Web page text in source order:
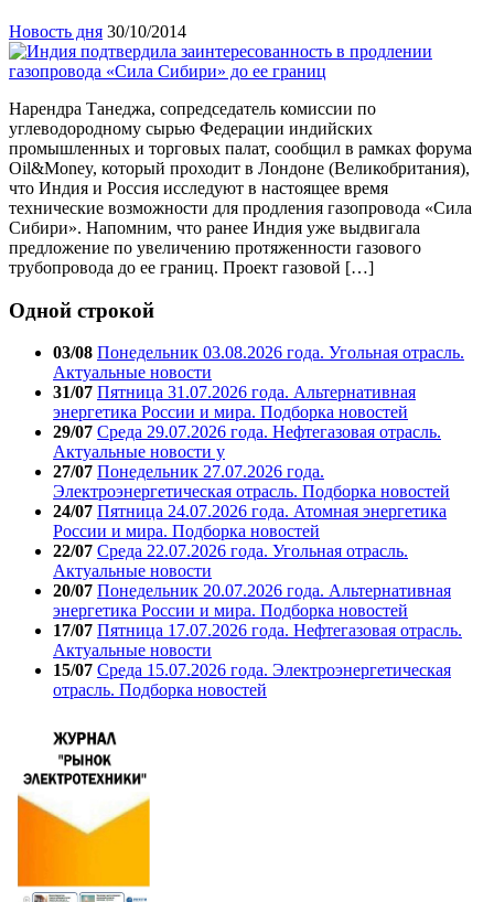
Новость дня 30/10/2014
Нарендра Танеджа, сопредседатель комиссии по
углеводородному сырью Федерации индийских
промышленных и торговых палат, сообщил в рамках форума
Oil&Money, который проходит в Лондоне (Великобритания),
что Индия и Россия исследуют в настоящее время
технические возможности для продления газопровода «Сила
Сибири». Напомним, что ранее Индия уже выдвигала
предложение по увеличению протяженности газового
трубопровода до ее границ. Проект газовой […]
Одной строкой
03/08 Понедельник 03.08.2026 года. Угольная отрасль.
Актуальные новости
31/07 Пятница 31.07.2026 года. Альтернативная
энергетика России и мира. Подборка новостей
29/07 Среда 29.07.2026 года. Нефтегазовая отрасль.
Актуальные новости у
27/07 Понедельник 27.07.2026 года.
Электроэнергетическая отрасль. Подборка новостей
24/07 Пятница 24.07.2026 года. Атомная энергетика
России и мира. Подборка новостей
22/07 Среда 22.07.2026 года. Угольная отрасль.
Актуальные новости
20/07 Понедельник 20.07.2026 года. Альтернативная
энергетика России и мира. Подборка новостей
17/07 Пятница 17.07.2026 года. Нефтегазовая отрасль.
Актуальные новости
15/07 Среда 15.07.2026 года. Электроэнергетическая
отрасль. Подборка новостей